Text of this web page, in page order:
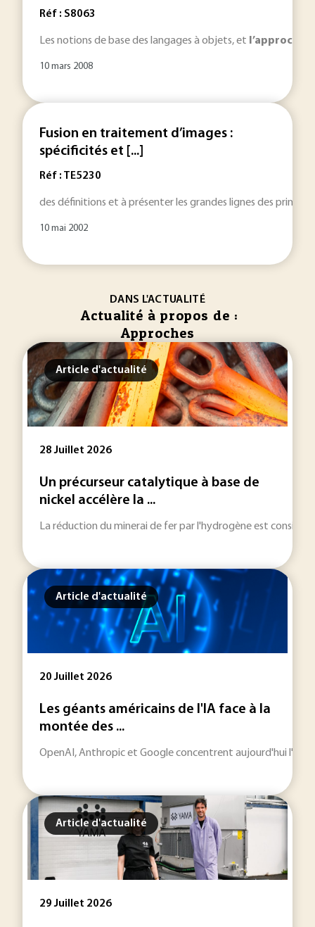
Réf : S8063
Les notions de base des langages à objets, et l’approche
10 mars 2008
Fusion en traitement d’images :
spécificités et [...]
Réf : TE5230
des définitions et à présenter les grandes lignes des
10 mai 2002
DANS L'ACTUALITÉ
Actualité à propos de :
Approches
Article d'actualité
28 Juillet 2026
Un précurseur catalytique à base de
nickel accélère la ...
La réduction du minerai de fer par l'hydrogène est
Article d'actualité
20 Juillet 2026
Les géants américains de l'IA face à la
montée des ...
OpenAI, Anthropic et Google concentrent aujourd'hui
Article d'actualité
29 Juillet 2026